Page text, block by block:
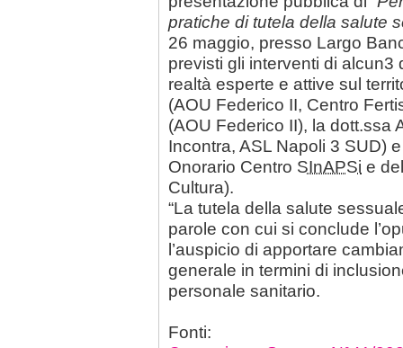
pratiche di tutela della salute
26 maggio, presso Largo
previsti gli interventi di
realtà esperte e attive sul
(AOU Federico II, Centro
(AOU Federico II), la dott.ssa
Incontra, ASL Napoli 3 SUD)
Onorario Centro SInAPSi e
Cultura).
“La tutela della salute
parole con cui si conclude
l’auspicio di apportare
generale in termini di
personale sanitario.
Fonti: